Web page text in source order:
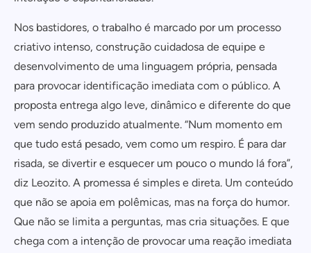
Nos bastidores, o trabalho é marcado por um processo
criativo intenso, construção cuidadosa de equipe e
desenvolvimento de uma linguagem própria, pensada
para provocar identificação imediata com o público. A
proposta entrega algo leve, dinâmico e diferente do que
vem sendo produzido atualmente. “Num momento em
que tudo está pesado, vem como um respiro. É para dar
risada, se divertir e esquecer um pouco o mundo lá fora”,
diz Leozito. A promessa é simples e direta. Um conteúdo
que não se apoia em polêmicas, mas na força do humor.
Que não se limita a perguntas, mas cria situações. E que
chega com a intenção de provocar uma reação imediata
Cadastrar
Não tem uma conta? Inscreva-se agora.
COMPARTILHAR
https://www.salvadordabahia.com/salvador-hoje/leozito-rocha-estreia-de-frente-pro-capitao-programa-de-humor-com-convidados-famosos/ COPIAR LINK